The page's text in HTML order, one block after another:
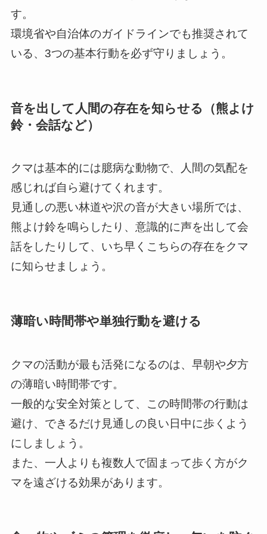
す。
環境省や自治体のガイドラインでも推奨されて
いる、3つの基本行動を必ず守りましょう。
音を出して人間の存在を知らせる（熊よけ
鈴・会話など）
クマは基本的には臆病な動物で、人間の気配を
感じれば自ら避けてくれます。
見通しの悪い林道や沢の音が大きい場所では、
熊よけ鈴を鳴らしたり、意識的に声を出して会
話をしたりして、いち早くこちらの存在をクマ
に知らせましょう。
薄暗い時間帯や単独行動を避ける
クマの活動が最も活発になるのは、早朝や夕方
の薄暗い時間帯です。
一般的な安全対策として、この時間帯の行動は
避け、できるだけ見通しの良い日中に歩くよう
にしましょう。
また、一人よりも複数人で固まって歩く方がク
マを遠ざける効果があります。